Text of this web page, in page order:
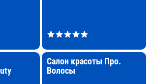
Салон красоты Про.
Волосы